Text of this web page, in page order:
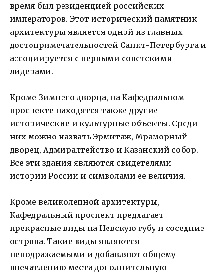
время был резиденцией российских
императоров. Этот исторический памятник
архитектуры является одной из главных
достопримечательностей Санкт-Петербурга и
ассоциируется с первыми советскими
лидерами.
Кроме Зимнего дворца, на Кафедральном
проспекте находятся также другие
исторические и культурные объекты. Среди
них можно назвать Эрмитаж, Мраморный
дворец, Адмиралтейство и Казанский собор.
Все эти здания являются свидетелями
истории России и символами ее величия.
Кроме великолепной архитектуры,
Кафедральный проспект предлагает
прекрасные виды на Невскую губу и соседние
острова. Такие виды являются
неподражаемыми и добавляют общему
впечатлению места дополнительную